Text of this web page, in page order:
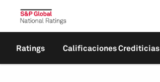
Ratings Calificaciones Crediticias